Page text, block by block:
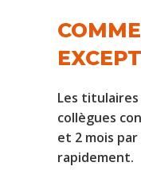
Les titulaires
collègues
et 2 mois
rapidement.